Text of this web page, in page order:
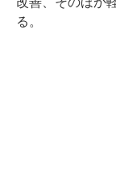
る。